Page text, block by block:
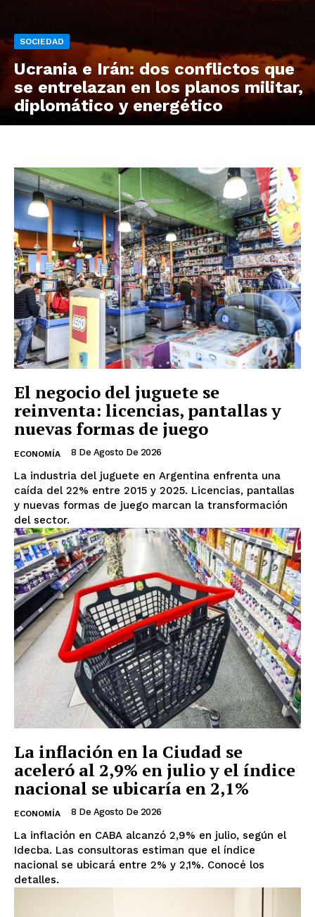
SOCIEDAD
Ucrania e Irán: dos conflictos que
se entrelazan en los planos militar,
diplomático y energético
El negocio del juguete se
reinventa: licencias, pantallas y
nuevas formas de juego
ECONOMÍA 8 De Agosto De 2026
La industria del juguete en Argentina enfrenta una
caída del 22% entre 2015 y 2025. Licencias, pantallas
y nuevas formas de juego marcan la transformación
del sector.
La inflación en la Ciudad se
aceleró al 2,9% en julio y el índice
nacional se ubicaría en 2,1%
ECONOMÍA 8 De Agosto De 2026
La inflación en CABA alcanzó 2,9% en julio, según el
Idecba. Las consultoras estiman que el índice
nacional se ubicará entre 2% y 2,1%. Conocé los
detalles.